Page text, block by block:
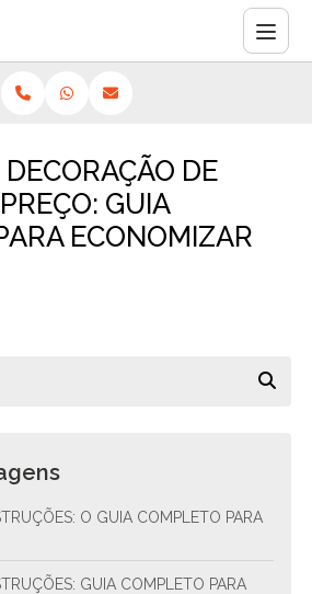
DE INTERIORES PREÇO: GUIA
DE
GUIA
ECONOMIZAR